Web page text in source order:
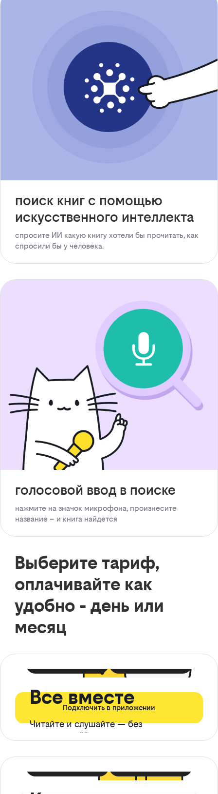
поиск книг с помощью
искусственного интеллекта
спросите ИИ какую книгу хотели бы прочитать, как
спросили бы у человека.
голосовой ввод в поиске
нажмите на значок микрофона, произнесите
название – и книга найдется
Выберите тариф,
оплачивайте как
удобно - день или
месяц
Все вместе
Читайте и слушайте — без
ограничений*
Подключить в приложении